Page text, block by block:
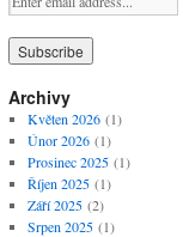
Archivy
Květen 2026(1)
Únor 2026(1)
Prosinec 2025(1)
Říjen 2025(1)
Září 2025(2)
Srpen 2025(1)